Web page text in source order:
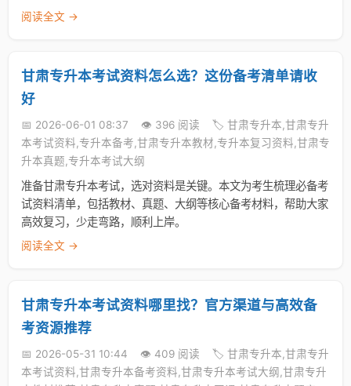
阅读全文 →
甘肃专升本考试资料怎么选？这份备考清单请收
好
📅 2026-06-01 08:37 👁️ 396 阅读
🏷️ 甘肃专升本,甘肃专升
本考试资料,专升本备考,甘肃专升本教材,专升本复习资料,甘肃专
升本真题,专升本考试大纲
准备甘肃专升本考试，选对资料是关键。本文为考生梳理必备考
试资料清单，包括教材、真题、大纲等核心备考材料，帮助大家
高效复习，少走弯路，顺利上岸。
阅读全文 →
甘肃专升本考试资料哪里找？官方渠道与高效备
考资源推荐
📅 2026-05-31 10:44 👁️ 409 阅读
🏷️ 甘肃专升本,甘肃专升
本考试资料,甘肃专升本备考资料,甘肃专升本考试大纲,甘肃专升